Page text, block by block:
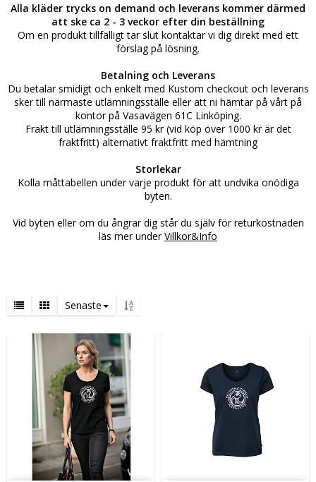
Alla kläder trycks on demand och leverans kommer därmed
att ske ca 2 - 3 veckor efter din beställning
Om en produkt tillfälligt tar slut kontaktar vi dig direkt med ett
förslag på lösning.
Betalning och Leverans
Du betalar smidigt och enkelt med Kustom checkout och leverans
sker till närmaste utlämningsställe eller att ni hämtar på vårt på
kontor på Vasavägen 61C Linköping.
Frakt till utlämningsställe 95 kr (vid köp över 1000 kr är det
fraktfritt) alternativt fraktfritt med hämtning
Storlekar
Kolla måttabellen under varje produkt för att undvika onödiga
byten.
Vid byten eller om du ångrar dig står du själv för returkostnaden
läs mer underVillkor&Info
Senaste